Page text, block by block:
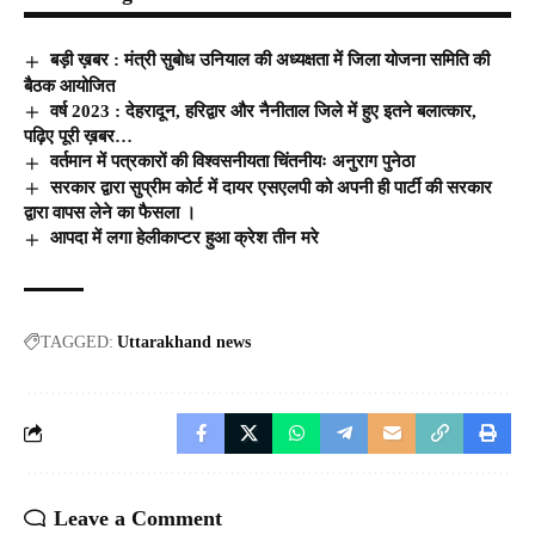
बड़ी ख़बर : मंत्री सुबोध उनियाल की अध्यक्षता में जिला योजना समिति की
बैठक आयोजित
वर्ष 2023 : देहरादून, हरिद्वार और नैनीताल जिले में हुए इतने बलात्कार,
पढ़िए पूरी ख़बर…
वर्तमान में पत्रकारों की विश्वसनीयता चिंतनीयः अनुराग पुनेठा
सरकार द्वारा सुप्रीम कोर्ट में दायर एसएलपी को अपनी ही पार्टी की सरकार
द्वारा वापस लेने का फैसला ।
आपदा में लगा हेलीकाप्टर हुआ क्रेश तीन मरे
TAGGED: Uttarakhand news
Leave a Comment